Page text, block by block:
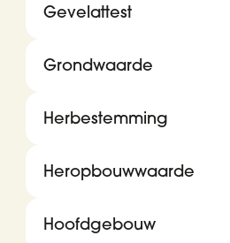
Gevelattest
Grondwaarde
Herbestemming
Heropbouwwaarde
Hoofdgebouw